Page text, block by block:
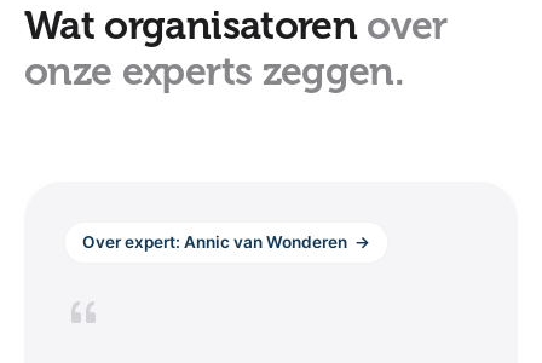
Wat organisatoren over
onze experts zeggen.
Over expert: Annic van Wonderen →